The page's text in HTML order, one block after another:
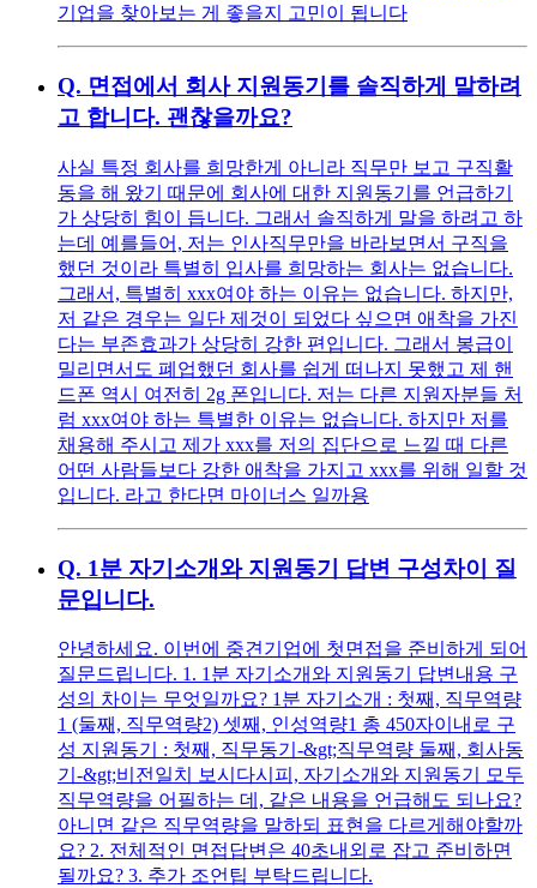
기업을 찾아보는 게 좋을지 고민이 됩니다
Q. 면접에서 회사 지원동기를 솔직하게 말하려
고 합니다. 괜찮을까요?
사실 특정 회사를 희망한게 아니라 직무만 보고 구직활
동을 해 왔기 때문에 회사에 대한 지원동기를 언급하기
가 상당히 힘이 듭니다. 그래서 솔직하게 말을 하려고 하
는데 예를들어, 저는 인사직무만을 바라보면서 구직을
했던 것이라 특별히 입사를 희망하는 회사는 없습니다.
그래서, 특별히 xxx여야 하는 이유는 없습니다. 하지만,
저 같은 경우는 일단 제것이 되었다 싶으면 애착을 가진
다는 부존효과가 상당히 강한 편입니다. 그래서 봉급이
밀리면서도 폐업했던 회사를 쉽게 떠나지 못했고 제 핸
드폰 역시 여전히 2g 폰입니다. 저는 다른 지원자분들 처
럼 xxx여야 하는 특별한 이유는 없습니다. 하지만 저를
채용해 주시고 제가 xxx를 저의 집단으로 느낄 때 다른
어떤 사람들보다 강한 애착을 가지고 xxx를 위해 일할 것
입니다. 라고 한다면 마이너스 일까용
Q. 1분 자기소개와 지원동기 답변 구성차이 질
문입니다.
안녕하세요. 이번에 중견기업에 첫면접을 준비하게 되어
질문드립니다. 1. 1분 자기소개와 지원동기 답변내용 구
성의 차이는 무엇일까요? 1분 자기소개 : 첫째, 직무역량
1 (둘째, 직무역량2) 셋째, 인성역량1 총 450자이내로 구
성 지원동기 : 첫째, 직무동기-&gt;직무역량 둘째, 회사동
기-&gt;비전일치 보시다시피, 자기소개와 지원동기 모두
직무역량을 어필하는 데, 같은 내용을 언급해도 되나요?
아니면 같은 직무역량을 말하되 표현을 다르게해야할까
요? 2. 전체적인 면접답변은 40초내외로 잡고 준비하면
될까요? 3. 추가 조언팁 부탁드립니다.